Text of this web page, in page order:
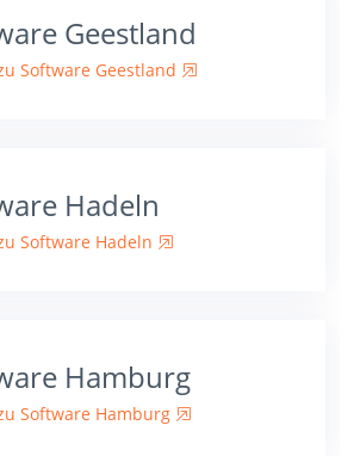
Geestland
Software Geestland
Hadeln
Software Hadeln
Hamburg
Software Hamburg